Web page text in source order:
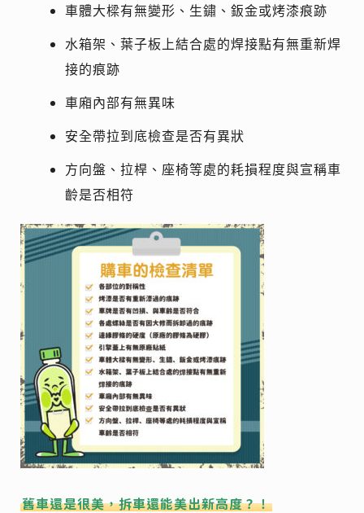
車體大樑有無變形、生鏽、鈑金或烤漆痕跡
水箱架、葉子板上結合處的焊接點有無重新焊
接的痕跡
車廂內部有無異味
安全帶拉到底檢查是否有異狀
方向盤、拉桿、座椅等處的耗損程度與宣稱車
齡是否相符
舊車還是很美，拆車還能美出新高度？！